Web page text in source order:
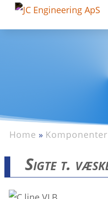
Home » Komponenter
Sigte t.